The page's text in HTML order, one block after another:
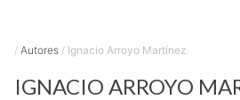
/ Autores / Ignacio Arroyo Martínez
IGNACIO ARROYO